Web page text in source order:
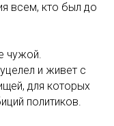
всем, кто был до
чужой.
и живет с
для которых
политиков.